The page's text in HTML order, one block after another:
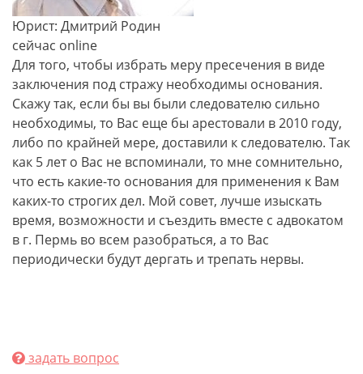
Юрист: Дмитрий Родин
сейчас online
Для того, чтобы избрать меру пресечения в виде
заключения под стражу необходимы основания.
Скажу так, если бы вы были следователю сильно
необходимы, то Вас еще бы арестовали в 2010 году,
либо по крайней мере, доставили к следователю. Так
как 5 лет о Вас не вспоминали, то мне сомнительно,
что есть какие-то основания для применения к Вам
каких-то строгих дел. Мой совет, лучше изыскать
время, возможности и съездить вместе с адвокатом
в г. Пермь во всем разобраться, а то Вас
периодически будут дергать и трепать нервы.
задать вопрос